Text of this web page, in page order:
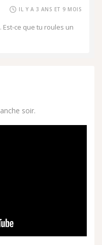
IL Y A 3 ANS ET 9 MOIS
ce que tu roules un
soir.